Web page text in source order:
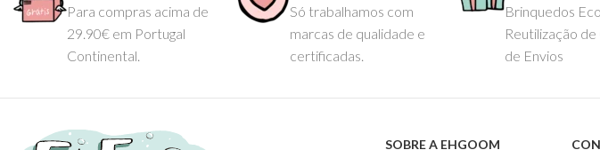
Para compras acima de
29.90€ em Portugal
Continental.
Só trabalhamos com
marcas de qualidade e
certificadas.
Brinquedos
Reutilização de
de Envios
SOBRE A EHGOOM